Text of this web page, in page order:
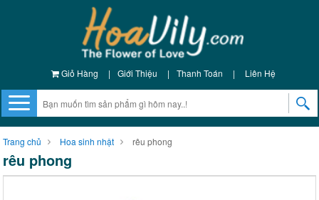
Giỏ Hàng | Giới Thiệu | Thanh Toán | Liên Hệ
Trang chủ Hoa sinh nhật rêu phong
rêu phong